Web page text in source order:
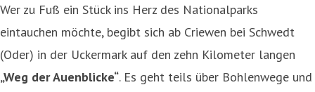
Wer zu Fuß ein Stück ins Herz des Nationalparks
eintauchen möchte, begibt sich ab Criewen bei Schwedt
(Oder) in der Uckermark auf den zehn Kilometer langen
„Weg der Auenblicke“. Es geht teils über Bohlenwege und